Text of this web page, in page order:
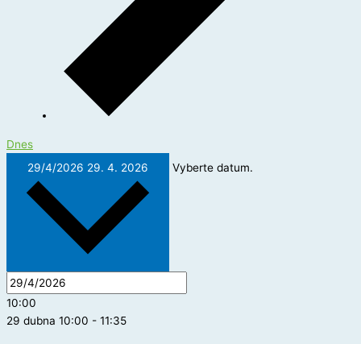
Dnes
29/4/2026 29. 4. 2026 Vyberte datum.
10:00
29 dubna 10:00 - 11:35